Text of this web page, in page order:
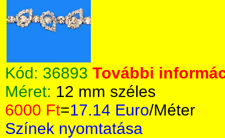
Kód: 36893 További
Méret: 12 mm széles
6000 Ft=17.14 Euro/Méter
Színek nyomtatása